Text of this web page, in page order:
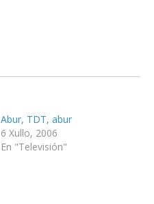
Abur, TDT, abur
6 Xullo, 2006
En "Televisión"